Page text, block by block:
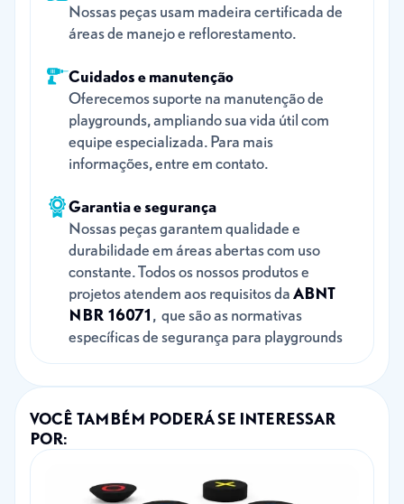
Nossas peças usam madeira certificada de
áreas de manejo e reflorestamento.
Cuidados e manutenção
Oferecemos suporte na manutenção de
playgrounds, ampliando sua vida útil com
equipe especializada. Para mais
informações, entre em contato.
Garantia e segurança
Nossas peças garantem qualidade e
durabilidade em áreas abertas com uso
constante. Todos os nossos produtos e
projetos atendem aos requisitos daABNT
NBR 16071, que são as normativas
específicas de segurança para playgrounds
VOCÊ TAMBÉM PODERÁ SE INTERESSAR
POR: